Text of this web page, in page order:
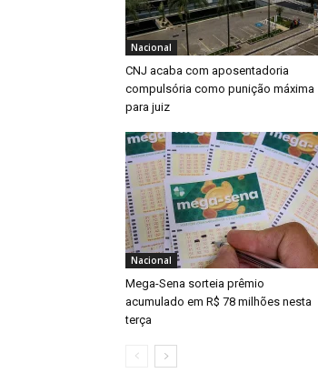
Nacional
CNJ acaba com aposentadoria
compulsória como punição máxima
para juiz
Nacional
Mega-Sena sorteia prêmio
acumulado em R$ 78 milhões nesta
terça